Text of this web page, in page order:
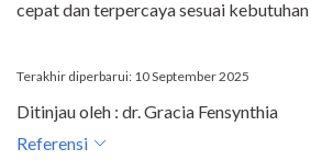
cepat dan terpercaya sesuai
Terakhir diperbarui: 10 September 2025